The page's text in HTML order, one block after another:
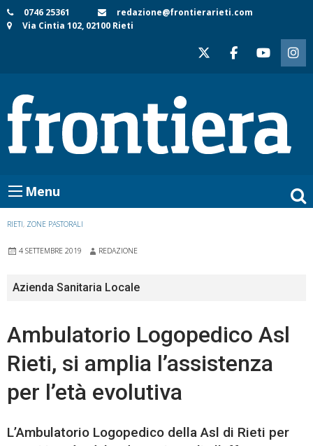
Skip
to
0746 25361
redazione@frontierarieti.com
Via Cintia 102, 02100 Rieti
Menu
RIETI, ZONE PASTORALI
4 SETTEMBRE 2019 REDAZIONE
Azienda Sanitaria Locale
Ambulatorio Logopedico Asl
Rieti, si amplia l’assistenza
per l’età evolutiva
L’Ambulatorio Logopedico della Asl di Rieti per